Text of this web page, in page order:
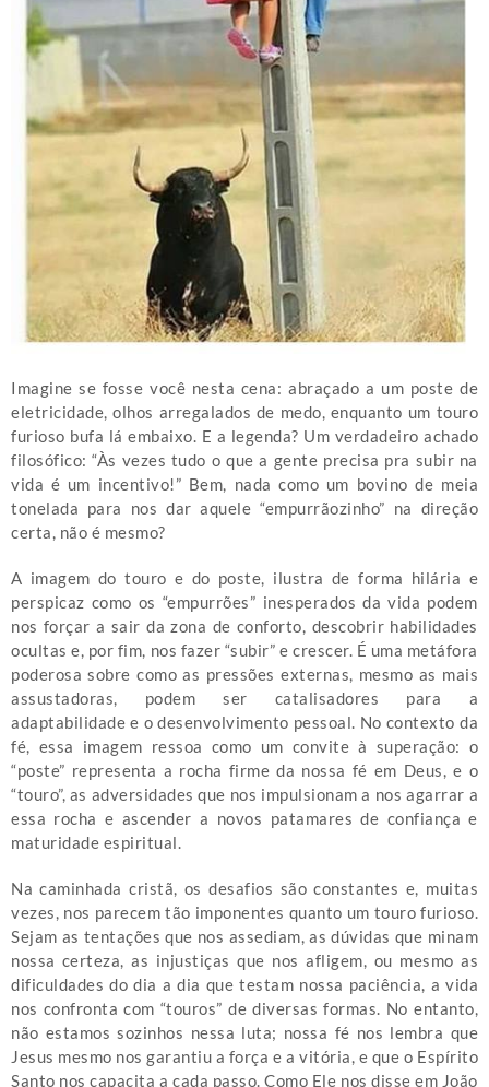
Imagine se fosse você nesta cena: abraçado a um poste de
eletricidade, olhos arregalados de medo, enquanto um touro
furioso bufa lá embaixo. E a legenda? Um verdadeiro achado
filosófico: “Às vezes tudo o que a gente precisa pra subir na
vida é um incentivo!” Bem, nada como um bovino de meia
tonelada para nos dar aquele “empurrãozinho” na direção
certa, não é mesmo?
A imagem do touro e do poste, ilustra de forma hilária e
perspicaz como os “empurrões” inesperados da vida podem
nos forçar a sair da zona de conforto, descobrir habilidades
ocultas e, por fim, nos fazer “subir” e crescer. É uma metáfora
poderosa sobre como as pressões externas, mesmo as mais
assustadoras, podem ser catalisadores para a
adaptabilidade e o desenvolvimento pessoal. No contexto da
fé, essa imagem ressoa como um convite à superação: o
“poste” representa a rocha firme da nossa fé em Deus, e o
“touro”, as adversidades que nos impulsionam a nos agarrar a
essa rocha e ascender a novos patamares de confiança e
maturidade espiritual.
Na caminhada cristã, os desafios são constantes e, muitas
vezes, nos parecem tão imponentes quanto um touro furioso.
Sejam as tentações que nos assediam, as dúvidas que minam
nossa certeza, as injustiças que nos afligem, ou mesmo as
dificuldades do dia a dia que testam nossa paciência, a vida
nos confronta com “touros” de diversas formas. No entanto,
não estamos sozinhos nessa luta; nossa fé nos lembra que
Jesus mesmo nos garantiu a força e a vitória, e que o Espírito
Santo nos capacita a cada passo. Como Ele nos disse em João